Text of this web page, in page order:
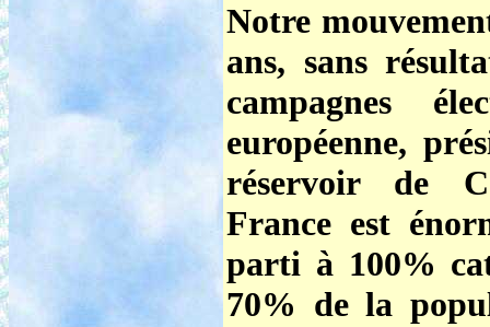
Notre
ans, sans
campagnes
européenne,
réservoir de
France est
parti à 100%
70% de la